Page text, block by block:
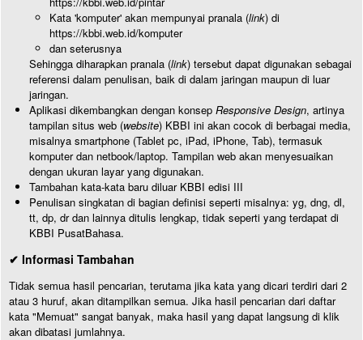
Kata 'komputer' akan mempunyai pranala (link) di
https://kbbi.web.id/komputer
dan seterusnya
Sehingga diharapkan pranala (link) tersebut dapat digunakan sebagai
referensi dalam penulisan, baik di dalam jaringan maupun di luar
jaringan.
Aplikasi dikembangkan dengan konsep Responsive Design, artinya
tampilan situs web (website) KBBI ini akan cocok di berbagai media,
misalnya smartphone (Tablet pc, iPad, iPhone, Tab), termasuk
komputer dan netbook/laptop. Tampilan web akan menyesuaikan
dengan ukuran layar yang digunakan.
Tambahan kata-kata baru diluar KBBI edisi III
Penulisan singkatan di bagian definisi seperti misalnya: yg, dng, dl,
tt, dp, dr dan lainnya ditulis lengkap, tidak seperti yang terdapat di
KBBI PusatBahasa.
✔ Informasi Tambahan
Tidak semua hasil pencarian, terutama jika kata yang dicari terdiri dari 2
atau 3 huruf, akan ditampilkan semua. Jika hasil pencarian dari daftar
kata "Memuat" sangat banyak, maka hasil yang dapat langsung di klik
akan dibatasi jumlahnya.